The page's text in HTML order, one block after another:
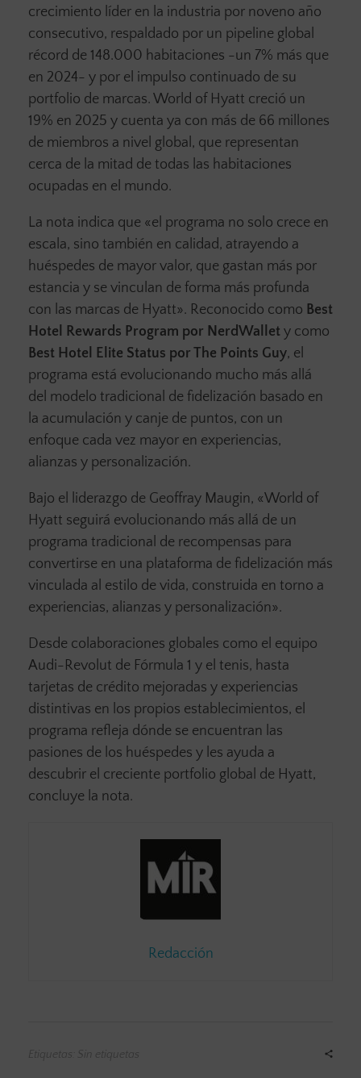
crecimiento líder en la industria por noveno año
consecutivo, respaldado por un pipeline global
récord de 148.000 habitaciones -un 7% más que
en 2024- y por el impulso continuado de su
portfolio de marcas. World of Hyatt creció un
19% en 2025 y cuenta ya con más de 66 millones
de miembros a nivel global, que representan
cerca de la mitad de todas las habitaciones
ocupadas en el mundo.
La nota indica que «el programa no solo crece en
escala, sino también en calidad, atrayendo a
huéspedes de mayor valor, que gastan más por
estancia y se vinculan de forma más profunda
con las marcas de Hyatt». Reconocido como Best
Hotel Rewards Program por NerdWallet y como
Best Hotel Elite Status por The Points Guy, el
programa está evolucionando mucho más allá
del modelo tradicional de fidelización basado en
la acumulación y canje de puntos, con un
enfoque cada vez mayor en experiencias,
alianzas y personalización.
Bajo el liderazgo de Geoffray Maugin, «World of
Hyatt seguirá evolucionando más allá de un
programa tradicional de recompensas para
convertirse en una plataforma de fidelización más
vinculada al estilo de vida, construida en torno a
experiencias, alianzas y personalización».
Desde colaboraciones globales como el equipo
Audi-Revolut de Fórmula 1 y el tenis, hasta
tarjetas de crédito mejoradas y experiencias
distintivas en los propios establecimientos, el
programa refleja dónde se encuentran las
pasiones de los huéspedes y les ayuda a
descubrir el creciente portfolio global de Hyatt,
concluye la nota.
Redacción
Etiquetas: Sin etiquetas